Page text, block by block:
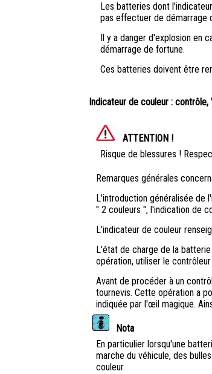
Les batteries dont
pas effectuer de démarrage
Il y a danger d'explosion
démarrage de fortune.
Ces batteries doivent être
Indicateur de couleur :
ATTENTION !
Risque de blessures !
Remarques générales
L'introduction généralisée de
" 2 couleurs ", l'indication de
L'indicateur de couleur
L'état de charge de la
opération, utiliser le
Avant de procéder à un
tournevis. Cette opération a
indiquée par l'œil magique.
Nota
En particulier lorsqu'une
marche du véhicule, des
couleur.